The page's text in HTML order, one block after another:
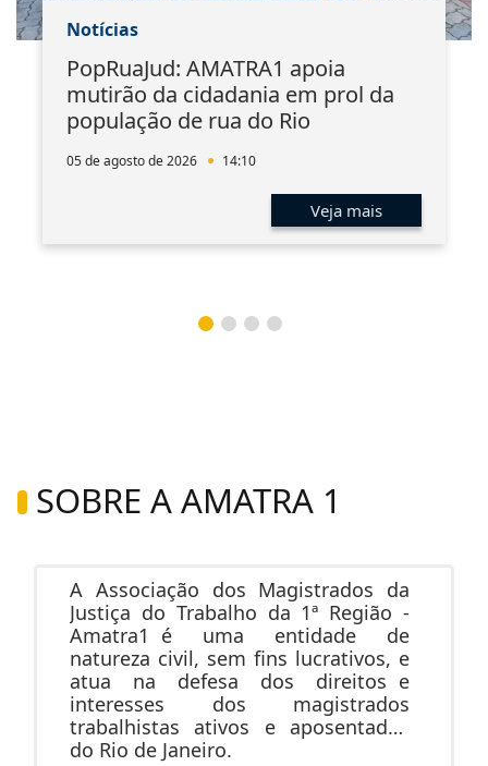
Notícias
PopRuaJud: AMATRA1 apoia
mutirão da cidadania em prol da
população de rua do Rio
05 de agosto de 2026 14:10
Veja mais
SOBRE A AMATRA 1
A Associação dos Magistrados da
Justiça do Trabalho da 1ª Região -
Amatra1 é uma entidade de
natureza civil, sem fins lucrativos, e
atua na defesa dos direitos e
interesses dos magistrados
trabalhistas ativos e aposentados
do Rio de Janeiro.